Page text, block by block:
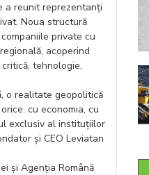
a reunit reprezentanţi
Noua structură
private cu
acoperind
tehnologie,
o realitate geopolitică
cu economia, cu
exclusiv al instituțiilor
și CEO Leviatan
și Agenția Română